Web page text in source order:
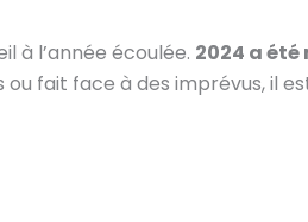
à l’année écoulée. 2024 a
fait face à des imprévus, il